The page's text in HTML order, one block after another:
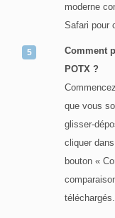
moderne
Safari pour
Comment
POTX ?
que vous
glisser-
cliquer
bouton «
téléchargés.